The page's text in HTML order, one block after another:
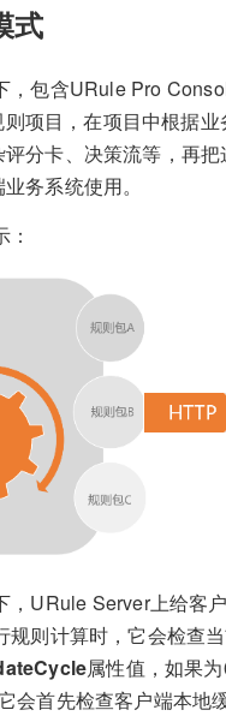
式
，包含URule Pro
项目，在项目中根据业
分卡、决策流等，再
务系统使用。
，URule Server上给客
规则计算时，它会检查
属性值，如果
会首先检查客户端本地